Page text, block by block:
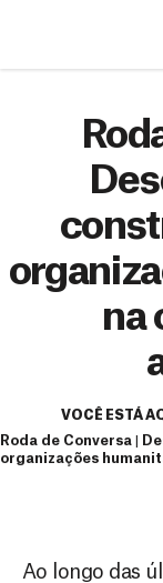
na
VOCÊ ESTÁ
Roda de Conversa |
organizações
Ao longo das